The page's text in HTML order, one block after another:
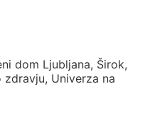
dom Ljubljana, Širok,
zdravju, Univerza na